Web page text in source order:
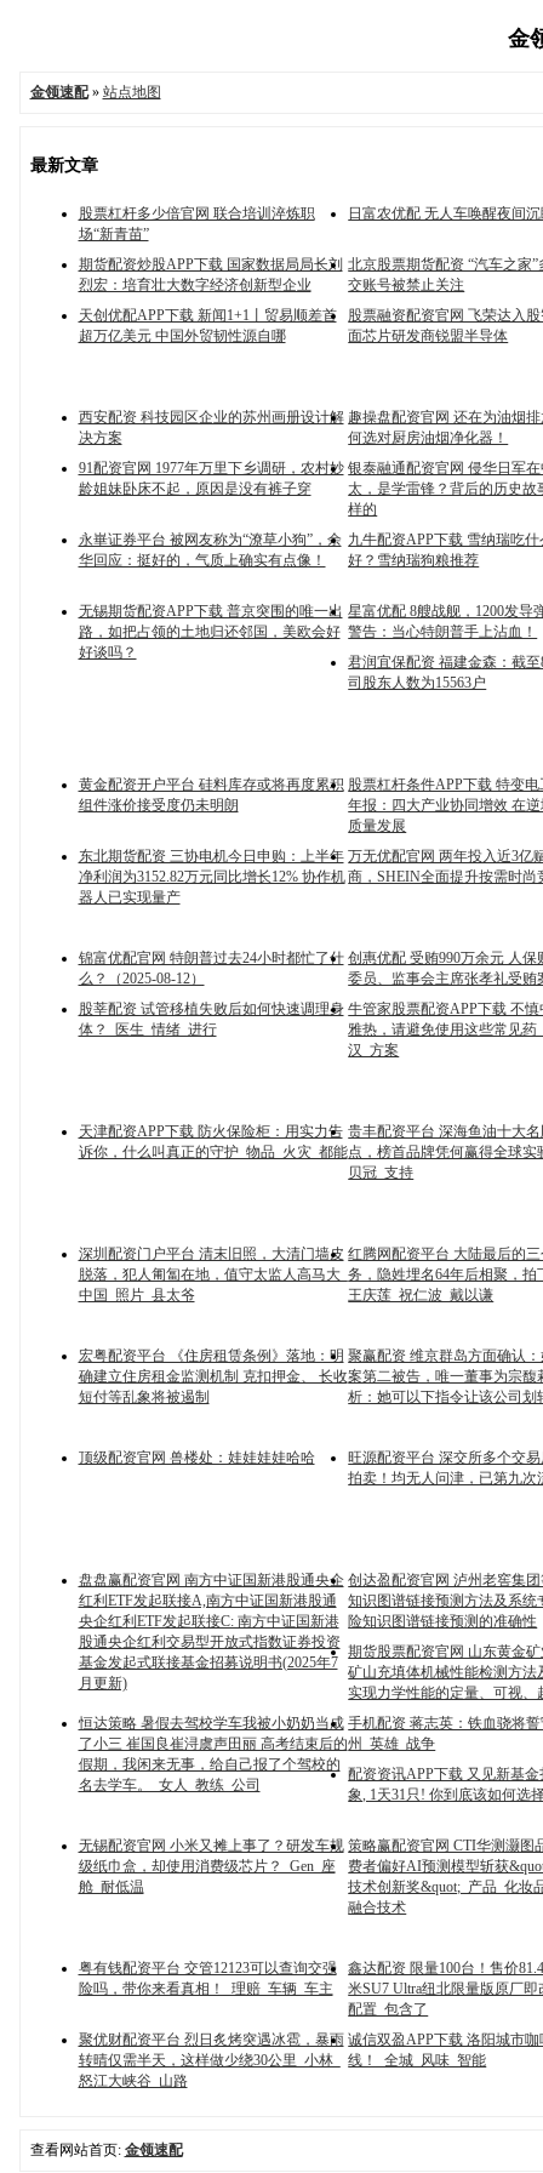
金
金领速配» 站点地图
最新文章
股票杠杆多少倍官网 联合培训淬炼职
场“新青苗”
日富农优配 无人车唤醒夜间
期货配资炒股APP下载 国家数据局局长刘
烈宏：培育壮大数字经济创新型企业
北京股票期货配资 “汽车之家
交账号被禁止关注
天创优配APP下载 新闻1+1丨贸易顺差首
超万亿美元 中国外贸韧性源自哪
股票融资配资官网 飞荣达入
面芯片研发商锐盟半导体
西安配资 科技园区企业的苏州画册设计解
决方案
趣操盘配资官网 还在为油烟
何选对厨房油烟净化器！
91配资官网 1977年万里下乡调研，农村妙
龄姐妹卧床不起，原因是没有裤子穿
银泰融通配资官网 侵华日军
太，是学雷锋？背后的历史故
样的
永崋证券平台 被网友称为“潦草小狗”，余
华回应：挺好的，气质上确实有点像！
九牛配资APP下载 雪纳瑞吃
好？雪纳瑞狗粮推荐
无锡期货配资APP下载 普京突围的唯一出
路，如把占领的土地归还邻国，美欧会好
好谈吗？
星富优配 8艘战舰，1200发导
警告：当心特朗普手上沾血！
君润宜保配资 福建金森：截
司股东人数为15563户
黄金配资开户平台 硅料库存或将再度累积
组件涨价接受度仍未明朗
股票杠杆条件APP下载 特变电
年报：四大产业协同增效 在
质量发展
东北期货配资 三协电机今日申购：上半年
净利润为3152.82万元同比增长12% 协作机
器人已实现量产
万无优配官网 两年投入近3亿
商，SHEIN全面提升按需时尚
锦富优配官网 特朗普过去24小时都忙了什
么？（2025-08-12）
创惠优配 受贿990万余元 人保
委员、监事会主席张孝礼受贿
股莘配资 试管移植失败后如何快速调理身
体？_医生_情绪_进行
牛管家股票配资APP下载 不
雅热，请避免使用这些常见药
汉_方案
天津配资APP下载 防火保险柜：用实力告
诉你，什么叫真正的守护_物品_火灾_都能
贵丰配资平台 深海鱼油十大
点，榜首品牌凭何赢得全球实
贝冠_支持
深圳配资门户平台 清末旧照，大清门墙皮
脱落，犯人匍匐在地，值守太监人高马大_
中国_照片_县太爷
红腾网配资平台 大陆最后的
务，隐姓埋名64年后相聚，拍
王庆莲_祝仁波_戴以谦
宏粤配资平台 《住房租赁条例》落地：明
确建立住房租金监测机制 克扣押金、 长收
短付等乱象将被遏制
聚赢配资 维京群岛方面确认
案第二被告，唯一董事为宗馥
析：她可以下指令让该公司划
顶级配资官网 兽楼处：娃娃娃娃哈哈
旺源配资平台 深交所多个交
拍卖！均无人问津，已第九次
盘盘赢配资官网 南方中证国新港股通央企
红利ETF发起联接A,南方中证国新港股通
央企红利ETF发起联接C: 南方中证国新港
股通央企红利交易型开放式指数证券投资
基金发起式联接基金招募说明书(2025年7
月更新)
创达盈配资官网 泸州老窖集
知识图谱链接预测方法及系统
险知识图谱链接预测的准确性
期货股票配资官网 山东黄金
矿山充填体机械性能检测方法
实现力学性能的定量、可视、
恒达策略 暑假去驾校学车我被小奶奶当成
了小三 崔国良崔浔虞声田丽 高考结束后的
假期，我闲来无事，给自己报了个驾校的
名去学车。_女人_教练_公司
手机配资 蒋志英：铁血骁将
州_英雄_战争
配资资讯APP下载 又见新基
象, 1天31只! 你到底该如何选
无锡配资官网 小米又摊上事了？研发车规
级纸巾盒，却使用消费级芯片？_Gen_座
舱_耐低温
策略赢配资官网 CTI华测灏图
费者偏好AI预测模型斩获
技术创新奖&quot;_产品_化妆
融合技术
粤有钱配资平台 交管12123可以查询交强
险吗，带你来看真相！_理赔_车辆_车主
鑫达配资 限量100台！售价
米SU7 Ultra纽北限量版原厂即
配置_包含了
聚优财配资平台 烈日炙烤突遇冰雹，暴雨
转晴仅需半天，这样做少绕30公里_小林_
怒江大峡谷_山路
诚信双盈APP下载 洛阳城市
线！_全城_风味_智能
查看网站首页: 金领速配